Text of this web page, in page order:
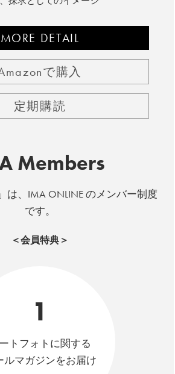
MORE DETAIL
で購入
定期購読
Members
」は、IMA ONLINE のメンバー制度
です。
＜会員特典＞
1
トフォトに関する
ルマガジンをお届け